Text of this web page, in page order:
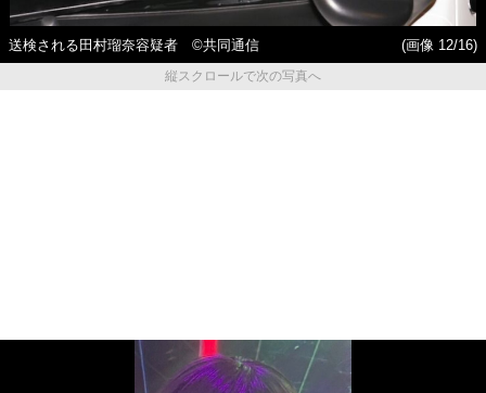
送検される田村瑠奈容疑者 ©共同通信
(画像 12/16)
縦スクロールで次の写真へ